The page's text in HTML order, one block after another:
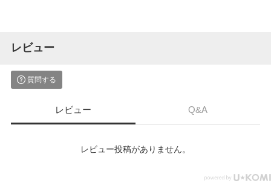
レビュー
質問する
レビュー Q&A
レビュー投稿がありません。